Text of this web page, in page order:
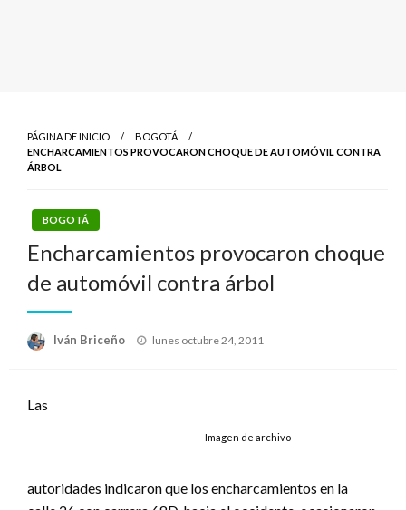
PÁGINA DE INICIO
BOGOTÁ
ENCHARCAMIENTOS PROVOCARON CHOQUE DE AUTOMÓVIL CONTRA
ÁRBOL
BOGOTÁ
Encharcamientos provocaron choque
de automóvil contra árbol
Iván Briceño
Publicado
lunes octubre 24, 2011
Imagen de archivo
Las
autoridades indicaron que los encharcamientos en la